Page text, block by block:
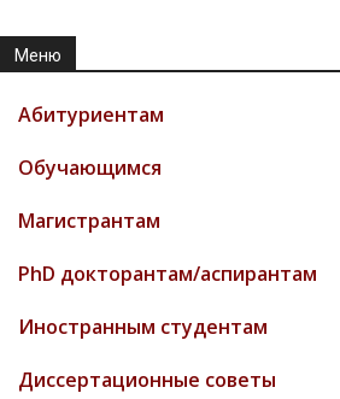
Меню
Абитуриентам
Обучающимся
Магистрантам
PhD докторантам/аспирантам
Иностранным студентам
Диссертационные советы